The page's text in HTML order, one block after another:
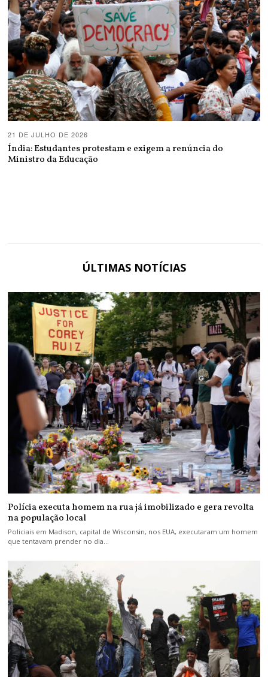
21 DE JULHO DE 2026
Índia: Estudantes protestam e exigem a renúncia do
Ministro da Educação
ÚLTIMAS NOTÍCIAS
Polícia executa homem na rua já imobilizado e gera revolta
na população local
Policiais em Madison, capital de Wisconsin, nos EUA, executaram um homem
que tentavam prender no dia…